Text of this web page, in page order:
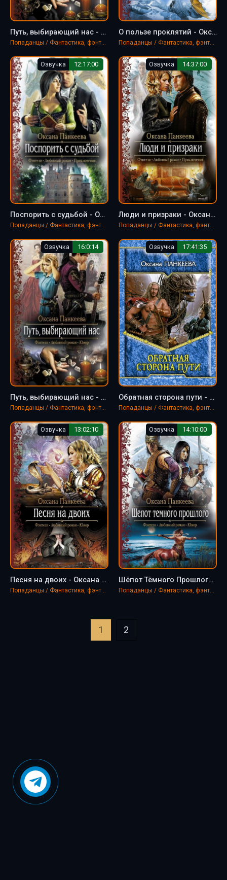
Путь, выбирающий нас - Оксана Панкеева
Попаданцы / Фантастика, фэнтези
О пользе проклятий - Оксана Панкеева
Попаданцы / Фантастика, фэнтези
Озвучка 12:17:00
Поспорить с судьбой - Оксана Панкеева
Попаданцы / Фантастика, фэнтези
Озвучка 14:37:00
Люди и призраки - Оксана Панкеева
Попаданцы / Фантастика, фэнтези
Озвучка 16:0:14
Путь, выбирающий нас - Оксана Панкеева
Попаданцы / Фантастика, фэнтези
Озвучка 17:41:35
Обратная сторона пути - Оксана Панкеева
Попаданцы / Фантастика, фэнтези
Озвучка 13:02:10
Песня на двоих - Оксана Панкеева
Попаданцы / Фантастика, фэнтези
Озвучка 14:10:00
Шёпот Тёмного Прошлого - Оксана Панкеева
Попаданцы / Фантастика, фэнтези
1 2